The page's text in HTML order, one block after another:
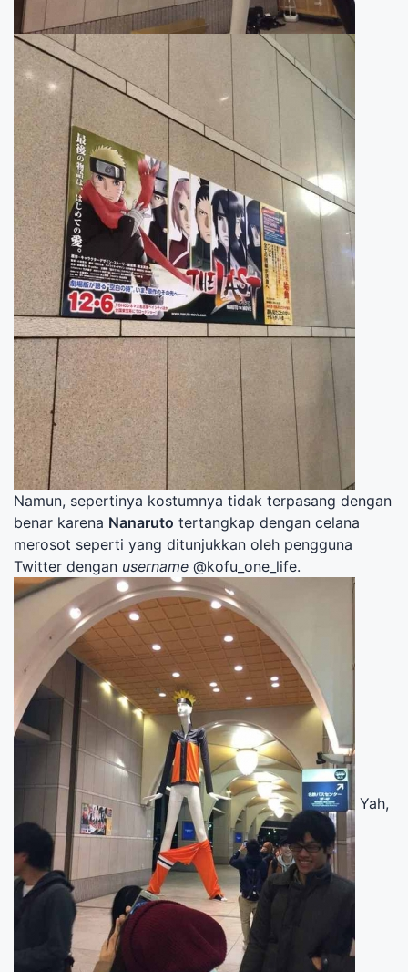
Namun, sepertinya kostumnya tidak terpasang dengan
benar karena Nanaruto tertangkap dengan celana
merosot seperti yang ditunjukkan oleh pengguna
Twitter dengan username @kofu_one_life.
Yah,